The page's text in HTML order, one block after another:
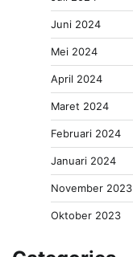
Juni 2024
Mei 2024
April 2024
Maret 2024
Februari 2024
Januari 2024
November 2023
Oktober 2023